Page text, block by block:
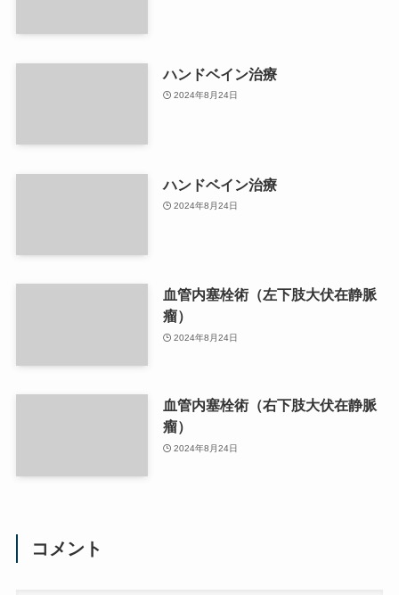
ハンドベイン治療
2024年8月24日
ハンドベイン治療
2024年8月24日
血管内塞栓術（左下肢大伏在静脈
瘤）
2024年8月24日
血管内塞栓術（右下肢大伏在静脈
瘤）
2024年8月24日
コメント